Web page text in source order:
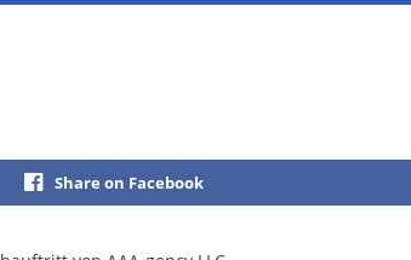
Share on Facebook